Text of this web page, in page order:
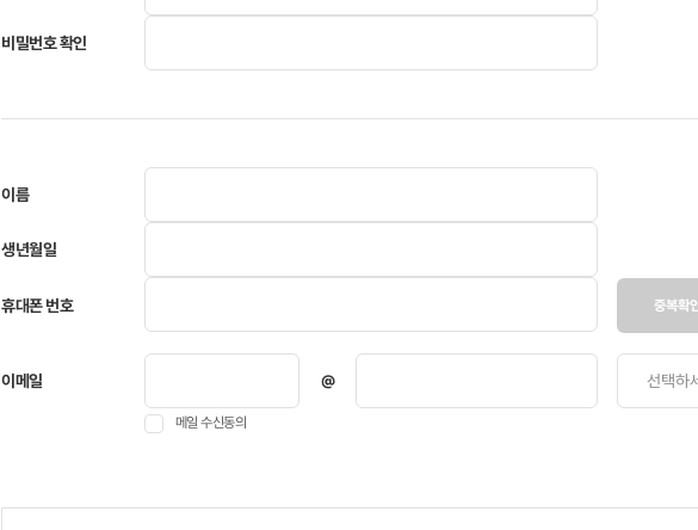
비밀번호 확인
이름*
생년월일
휴대폰 번호* 중복확
이메일
메일 수신동의